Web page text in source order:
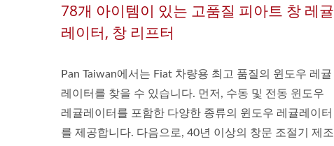
78개 아이템이 있는 고품질 피아트 창 레귤
레이터, 창 리프터
Pan Taiwan에서는 Fiat 차량용 최고 품질의 윈도우 레귤
레이터를 찾을 수 있습니다. 먼저, 수동 및 전동 윈도우
레귤레이터를 포함한 다양한 종류의 윈도우 레귤레이터
를 제공합니다. 다음으로, 40년 이상의 창문 조절기 제조